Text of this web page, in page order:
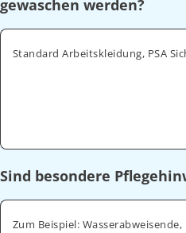
gewaschen werden?
Sind besondere